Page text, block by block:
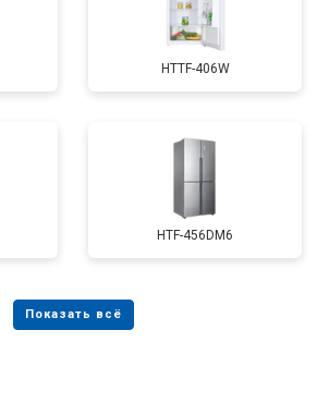
HTTF-406W
HTF-456DM6